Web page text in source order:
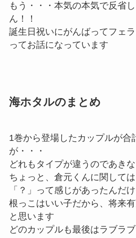
もう・・・本気の本気で反省
ん！！
誕生日祝いにがんばってフェ
ってお話になっています
海ホタルのまとめ
1巻から登場したカップルが合
が・・・
どれもタイプが違うのであき
ちょっと、倉元くんに関して
「？」って感じがあったんだ
根っこはいい子だから、将来
と思います
どのカップルも最後はラブラブ